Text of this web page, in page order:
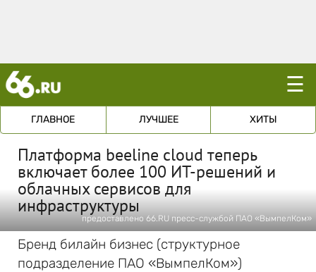
☰
ГЛАВНОЕ ЛУЧШЕЕ ХИТЫ
Платформа beeline cloud теперь
включает более 100 ИТ-решений и
облачных сервисов для
инфраструктуры
предоставлено 66.RU пресс-службой ПАО «ВымпелКом»
Бренд билайн бизнес (структурное
подразделение ПАО «ВымпелКом»)